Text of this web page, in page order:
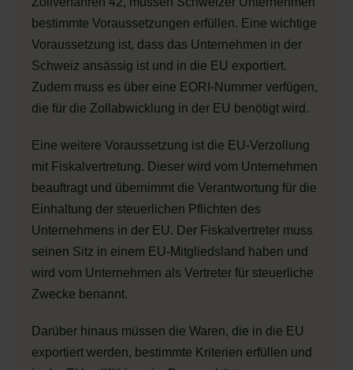
bestimmte Voraussetzungen erfüllen. Eine wichtige
Voraussetzung ist, dass das Unternehmen in der
Schweiz ansässig ist und in die EU exportiert.
Zudem muss es über eine EORI-Nummer verfügen,
die für die Zollabwicklung in der EU benötigt wird.
Eine weitere Voraussetzung ist die EU-Verzollung
mit Fiskalvertretung. Dieser wird vom Unternehmen
beauftragt und übernimmt die Verantwortung für die
Einhaltung der steuerlichen Pflichten des
Unternehmens in der EU. Der Fiskalvertreter muss
seinen Sitz in einem EU-Mitgliedsland haben und
wird vom Unternehmen als Vertreter für steuerliche
Zwecke benannt.
Darüber hinaus müssen die Waren, die in die EU
exportiert werden, bestimmte Kriterien erfüllen und